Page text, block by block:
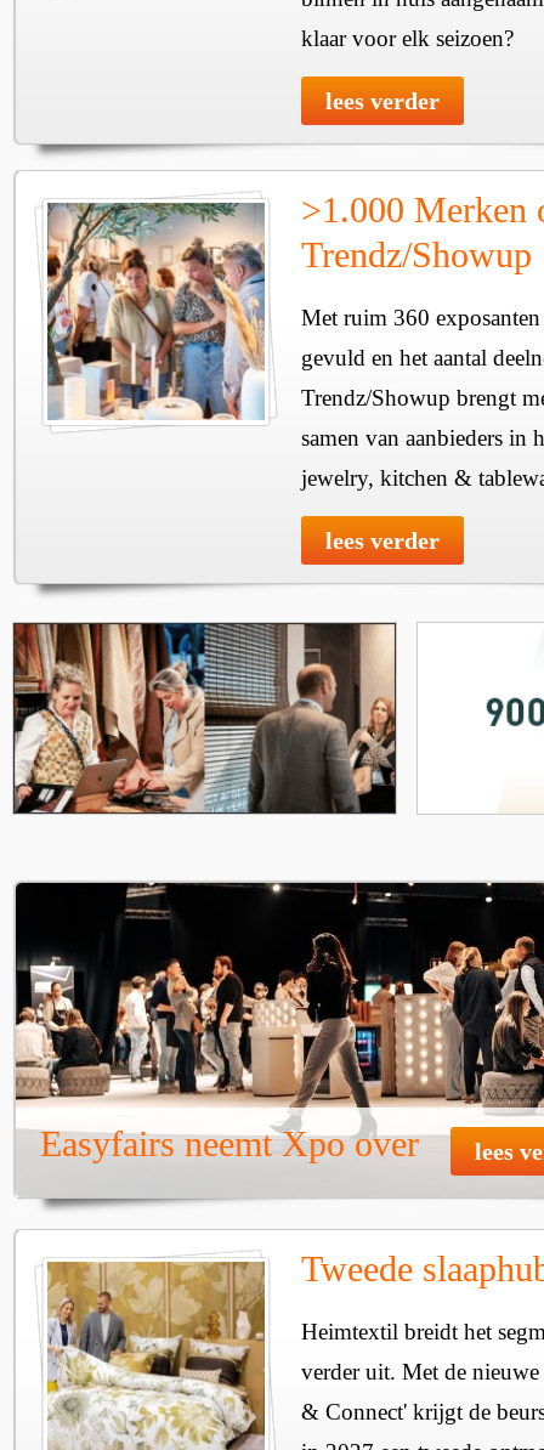
klaar voor elk seizoen?
lees verder
>1.000 Merken
Trendz/Showup
Met ruim 360
gevuld en het aantal
Trendz/Showup brengt
samen van aanbieders in
jewelry, kitchen &
lees verder
Easyfairs neemt Xpo over lees
Tweede
Heimtextil breidt het
verder uit. Met de
& Connect' krijgt de